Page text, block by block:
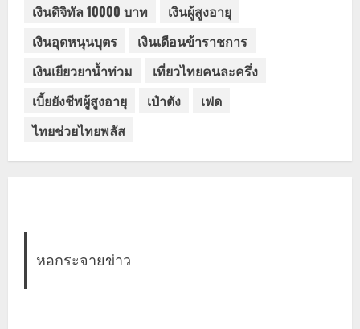
เงินดิจิทัล 10000 บาท
เงินผู้สูงอายุ
เงินอุดหนุนบุตร
เงินเดือนข้าราชการ
เงินเยียวยาน้ำท่วม
เที่ยวไทยคนละครึ่ง
เบี้ยยังชีพผู้สูงอายุ
เป๋าตัง
เฟด
ไทยช่วยไทยพลัส
หอกระจายข่าว